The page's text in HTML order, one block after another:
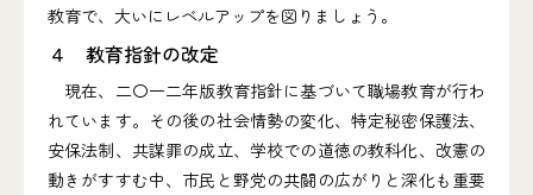
教育で、大いにレベルアップを図りましょう。
４ 教育指針の改定
現在、二〇一二年版教育指針に基づいて職場教育が行わ
れています。その後の社会情勢の変化、特定秘密保護法、
安保法制、共謀罪の成立、学校での道徳の教科化、改憲の
動きがすすむ中、市民と野党の共闘の広がりと深化も重要